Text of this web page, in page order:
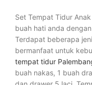
Set Tempat Tidur
buah hati anda
Terdapat beberapa
bermanfaat untuk
tempat tidur
buah nakas, 1 buah